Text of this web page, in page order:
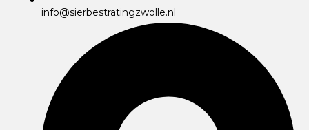
info@sierbestratingzwolle.nl